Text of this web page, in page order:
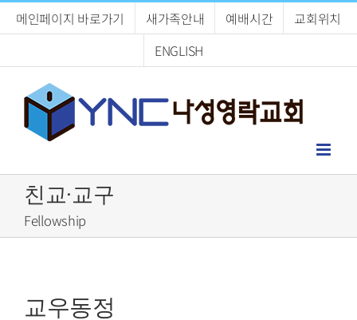
메인페이지 바로가기 새가족안내 예배시간
교회위치
ENGLISH
친교·교구
Fellowship
교우동정